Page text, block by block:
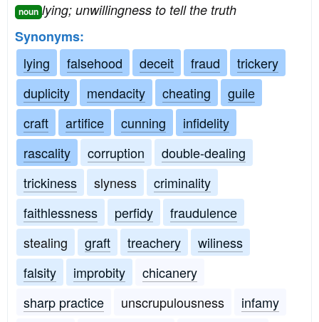
noun lying; unwillingness to tell the truth
Synonyms:
lying
falsehood deceit fraud
trickery
duplicity
mendacity cheating
guile
craft
artifice cunning
infidelity
rascality
corruption
double-dealing
trickiness
slyness
criminality
faithlessness
perfidy
fraudulence
stealing
graft treachery
wiliness
falsity
improbity
chicanery
sharp practice
unscrupulousness
infamy